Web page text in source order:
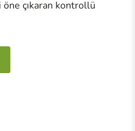
çıkaran kontrollü